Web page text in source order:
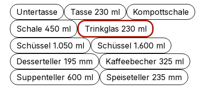
Untertasse
Tasse 230 ml
Kompottschale
Schale 450 ml
Trinkglas 230 ml
Schüssel 1.050 ml
Schüssel 1.600 ml
Desserteller 195 mm
Kaffeebecher 325 ml
Suppenteller 600 ml
Speiseteller 235 mm